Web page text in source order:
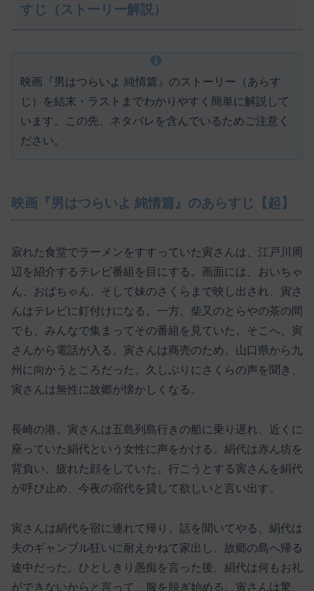
すじ（ストーリー解説）
映画『男はつらいよ 純情篇』のストーリー（あらす
じ）を結末・ラストまでわかりやすく簡単に解説して
います。この先、ネタバレを含んでいるためご注意く
ださい。
映画『男はつらいよ 純情篇』のあらすじ【起】
寂れた食堂でラーメンをすすっていた寅さんは、江戸川周
辺を紹介するテレビ番組を目にする。画面には、おいちゃ
ん、おばちゃん、そして妹のさくらまで映し出され、寅さ
んはテレビに釘付けになる。一方、柴又のとらやの茶の間
でも、みんなで集まってその番組を見ていた。そこへ、寅
さんから電話が入る。寅さんは商売のため、山口県から九
州に向かうところだった。久しぶりにさくらの声を聞き、
寅さんは無性に故郷が懐かしくなる。
長崎の港。寅さんは五島列島行きの船に乗り遅れ、近くに
座っていた絹代という女性に声をかける。絹代は赤ん坊を
背負い、疲れた顔をしていた。行こうとする寅さんを絹代
が呼び止め、今夜の宿代を貸して欲しいと言い出す。
寅さんは絹代を宿に連れて帰り、話を聞いてやる。絹代は
夫のギャンブル狂いに耐えかねて家出し、故郷の島へ帰る
途中だった。ひとしきり愚痴を言った後、絹代は何もお礼
ができないからと言って、服を脱ぎ始める。寅さんは驚